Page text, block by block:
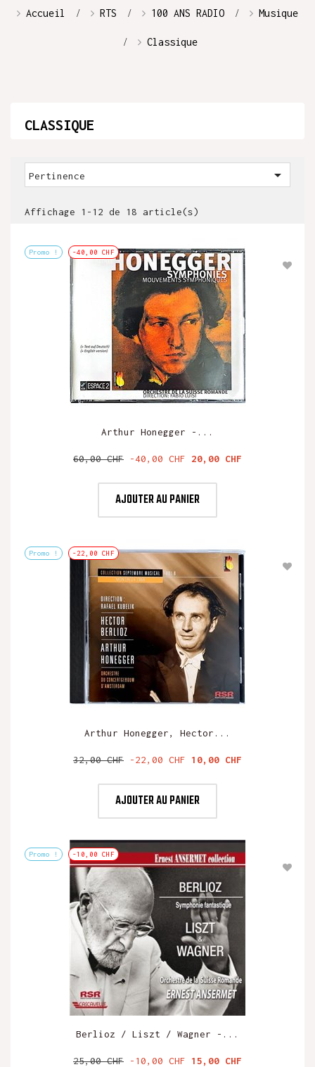
Accueil RTS 100 ANS RADIO Musique
Classique
CLASSIQUE
Pertinence 
Affichage 1-12 de 18 article(s)
Promo ! -40,00 CHF
Arthur Honegger -...
Prix
60,00 CHF -40,00 CHF Prix
20,00 CHF
AJOUTER AU PANIER
Promo ! -22,00 CHF
Arthur Honegger, Hector...
Prix
32,00 CHF -22,00 CHF Prix
10,00 CHF
AJOUTER AU PANIER
Promo ! -10,00 CHF
Berlioz / Liszt / Wagner -...
Prix
25,00 CHF -10,00 CHF Prix
15,00 CHF